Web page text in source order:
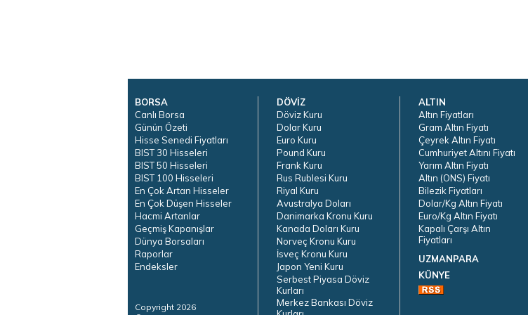
BORSA
Canlı Borsa
Günün Özeti
Hisse Senedi Fiyatları
BIST 30 Hisseleri
BIST 50 Hisseleri
BIST 100 Hisseleri
En Çok Artan Hisseler
En Çok Düşen Hisseler
Hacmi Artanlar
Geçmiş Kapanışlar
Dünya Borsaları
Raporlar
Endeksler
Copyright 2026
DÖVİZ
Döviz Kuru
Dolar Kuru
Euro Kuru
Pound Kuru
Frank Kuru
Rus Rublesi Kuru
Riyal Kuru
Avustralya Doları
Danimarka Kronu Kuru
Kanada Doları Kuru
Norveç Kronu Kuru
İsveç Kronu Kuru
Japon Yeni Kuru
Serbest Piyasa Döviz
Kurları
Merkez Bankası Döviz
ALTIN
Altın Fiyatları
Gram Altın Fiyatı
Çeyrek Altın Fiyatı
Cumhuriyet Altını Fiyatı
Yarım Altın Fiyatı
Altın (ONS) Fiyatı
Bilezik Fiyatları
Dolar/Kg Altın Fiyatı
Euro/Kg Altın Fiyatı
Kapalı Çarşı Altın
Fiyatları
UZMANPARA
KÜNYE